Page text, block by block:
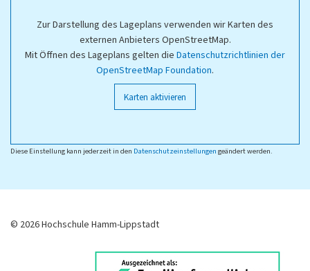
Zur Darstellung des Lageplans verwenden wir Karten des
externen Anbieters OpenStreetMap.
Mit Öffnen des Lageplans gelten die Datenschutzrichtlinien der
OpenStreetMap Foundation.
Karten aktivieren
Diese Einstellung kann jederzeit in den Datenschutzeinstellungen geändert werden.
© 2026 Hochschule Hamm-Lippstadt